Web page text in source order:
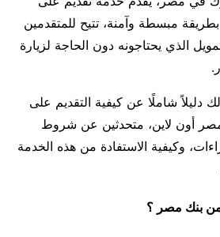
مبسطة وآمنة، تتيح للمتقدمين
الذي يحتاجونه دون الحاجة لزيارة
دليلاً شاملًا عن كيفية التقديم على
أون لاين، متحدثين عن شروط
وكيفية الاستفادة من هذه الخدمة
بنك مصر ؟